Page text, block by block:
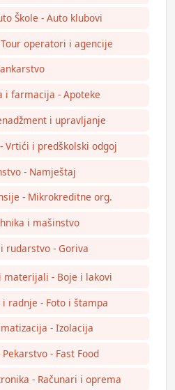
Škole - Auto klubovi
operatori i agencije
i farmacija - Apoteke
i upravljanje
Vrtići i predškolski odgoj
- Namještaj
- Mikrokreditne org.
i mašinstvo
rudarstvo - Goriva
materijali - Boje i lakovi
radnje - Foto i štampa
- Izolacija
- Fast Food
- Računari i oprema